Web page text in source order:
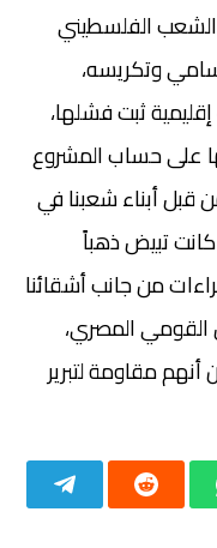
الفلسطيني
وتكريسه،
ثبت فشلها،
على حساب المشروع
أبناء شعبنا في
تبيض ذهباً
من جانب أشقائنا
القومي المصري،
مقاومة لتبرير